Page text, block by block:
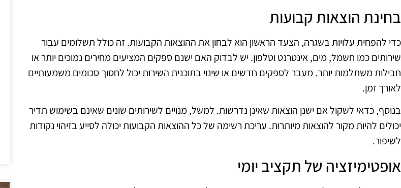
בחינת הוצאות קבועות
כדי להפחית עלויות בשגרה, הצעד הראשון הוא לבחון את ההוצאות הקבועות. זה כולל תשלומים עבור
שירותים כמו חשמל, מים, אינטרנט וטלפון. יש לבדוק האם ישנם ספקים המציעים מחירים נמוכים יותר או
חבילות משתלמות יותר. מעבר לספקים חדשים או שינוי בתוכנית השירות יכול לחסוך סכומים משמעותיים
לאורך זמן.
בנוסף, כדאי לשקול אם ישנן הוצאות שאינן נדרשות. למשל, מנויים לשירותים שונים שאינם בשימוש תדיר
יכולים להיות מקור להוצאות מיותרות. עריכת רשימה של כל ההוצאות הקבועות יכולה לסייע בזיהוי נקודות
לשיפור.
אופטימיזציה של תקציב יומי